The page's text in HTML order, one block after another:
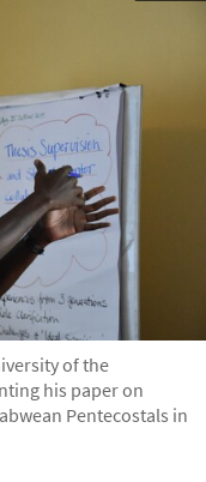
of the
his paper on
Pentecostals in